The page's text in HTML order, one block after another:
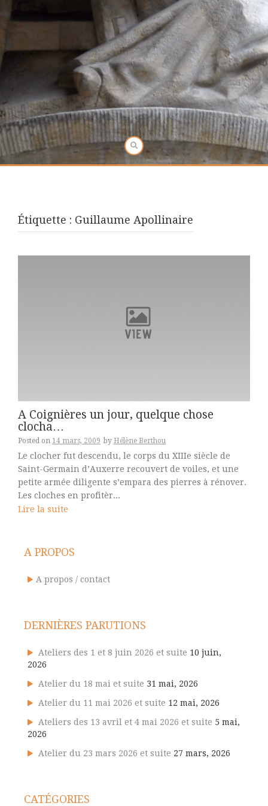
Étiquette : Guillaume Apollinaire
A Coignières un jour, quelque chose
clocha…
Posted on 14 mars, 2009 by Hélène Berthou
Le clocher fut descendu, le corps du XIIIe siècle de
Saint-Germain d’Auxerre recouvert de voiles, et une
petite armée diligente s’empara des pierres à rénover.
Les cloches en profitèr...
Lire la suite
A PROPOS
A propos / contact
DERNIÈRES PARUTIONS
Ateliers des 1 et 8 juin 2026 et suite 10 juin,
2026
Atelier du 18 mai et suite 31 mai, 2026
Atelier du 11 mai 2026 et suite 12 mai, 2026
Ateliers des 13 avril et 4 mai 2026 et suite 5 mai,
2026
Atelier du 23 mars 2026 et suite 27 mars, 2026
CATÉGORIES